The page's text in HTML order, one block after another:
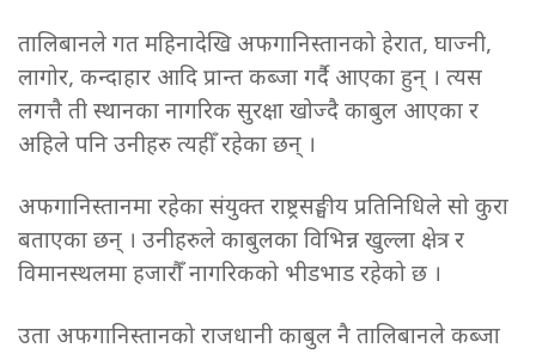
तालिबानले गत महिनादेखि अफगानिस्तानको हेरात, घाज्नी,
लागोर, कन्दाहार आदि प्रान्त कब्जा गर्दै आएका हुन् । त्यस
लगत्तै ती स्थानका नागरिक सुरक्षा खोज्दै काबुल आएका र
अहिले पनि उनीहरु त्यहीँ रहेका छन् ।
अफगानिस्तानमा रहेका संयुक्त राष्ट्रसङ्घीय प्रतिनिधिले सो कुरा
बताएका छन् । उनीहरुले काबुलका विभिन्न खुल्ला क्षेत्र र
विमानस्थलमा हजारौँ नागरिकको भीडभाड रहेको छ ।
उता अफगानिस्तानको राजधानी काबुल नै तालिबानले कब्जा